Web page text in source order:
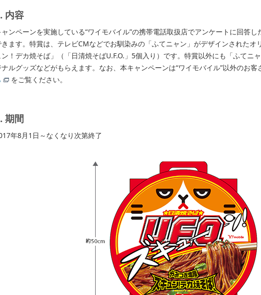
内容
ンペーンを実施している“ワイモバイル”の携帯電話取扱店でアンケートに回答
ます。特賞は、テレビCMなどでお馴染みの「ふてニャン」がデザインされたオ
！デカ焼そば」（「日清焼そばU.F.O.」5個入り）です。特賞以外にも「ふてニ
ルグッズなどがもらえます。なお、本キャンペーンは“ワイモバイル”以外のお
をご覧ください。
期間
年8月1日～なくなり次第終了